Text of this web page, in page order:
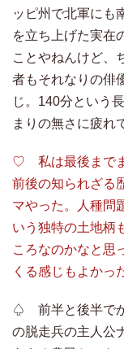
ッピ州で北軍にも
を立ち上げた実在
ことやねんけど、
者もそれなりの俳
じ。140分という
まりの無さに疲れ
♡ 私は最後までま
前後の知られざる
マやった。人種問
いう独特の土地柄
ころなのかなと思
くる感じもよかっ
♤ 前半と後半で
の脱走兵の主人公